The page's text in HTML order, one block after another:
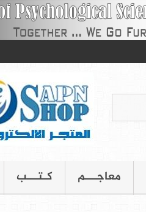
كـتـــب معاجـــم